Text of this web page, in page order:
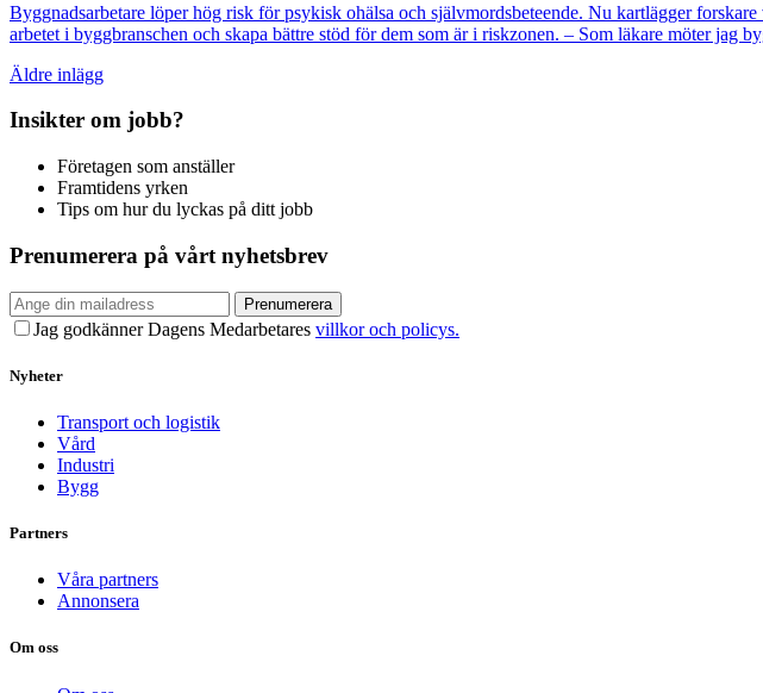
Byggnadsarbetare löper hög risk för psykisk ohälsa och självmordsbeteende. Nu kartlägger
arbetet i byggbranschen och skapa bättre stöd för dem som är i riskzonen. – Som läkare möter jag
Inläggsnavigering
Äldre inlägg
Insikter om jobb?
Företagen som anställer
Framtidens yrken
Tips om hur du lyckas på ditt jobb
Prenumerera på vårt nyhetsbrev
Prenumerera
Jag godkänner Dagens Medarbetares villkor och policys.
Nyheter
Transport och logistik
Vård
Industri
Bygg
Partners
Våra partners
Annonsera
Om oss